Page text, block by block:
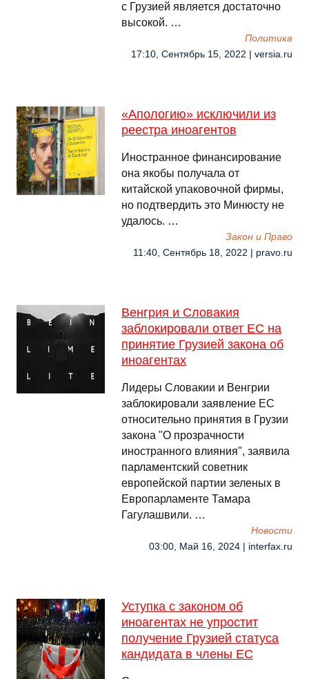
с Грузией является достаточно
высокой. …
Политика
17:10, Сентябрь 15, 2022 | versia.ru
«Апологию» исключили из
реестра иноагентов
Иностранное финансирование
она якобы получала от
китайской упаковочной фирмы,
но подтвердить это Минюсту не
удалось. …
Закон и Право
11:40, Сентябрь 18, 2022 | pravo.ru
Венгрия и Словакия
заблокировали ответ ЕС на
принятие Грузией закона об
иноагентах
Лидеры Словакии и Венгрии
заблокировали заявление ЕС
относительно принятия в Грузии
закона "О прозрачности
иностранного влияния", заявила
парламентский советник
европейской партии зеленых в
Европарламенте Тамара
Гагулашвили. …
Новости
03:00, Май 16, 2024 | interfax.ru
Уступка с законом об
иноагентах не упростит
получение Грузией статуса
кандидата в члены ЕС